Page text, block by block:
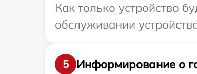
Как только устройство
обслуживании
5
Информирование о